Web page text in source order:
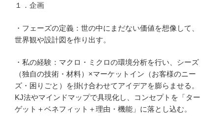
１．企画
・フェーズの定義：世の中にまだない価値を想像して、
世界観や設計図を作り出す。
・私の経験：マクロ・ミクロの環境分析を行い、シーズ
（独自の技術・材料）×マーケットイン（お客様のニー
ズ・困りごと）を掛け合わせてアイデアを膨らませる。
KJ法やマインドマップで具現化し、コンセプトを「ター
ゲット＋ベネフィット＋理由・機能」に落とし込む。